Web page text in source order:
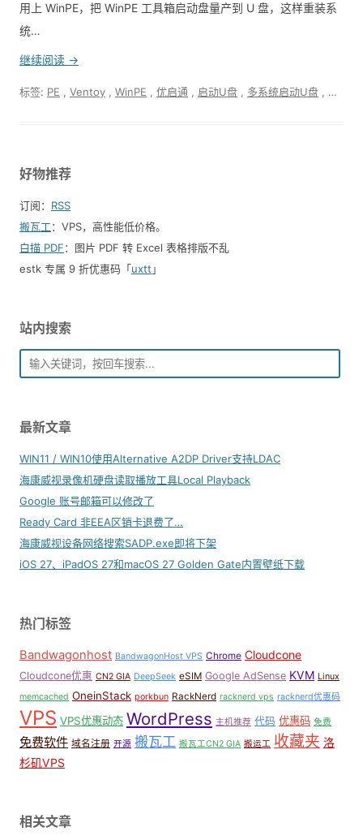
用上 WinPE，把 WinPE 工具箱启动盘量产到 U 盘，这样重装系
统…
继续阅读 →
标签: PE Ventoy WinPE 优启通 启动U盘 多系统启动U盘 开源工
好物推荐
订阅： RSS
搬瓦工：VPS，高性能低价格。️
白描 PDF：图片 PDF 转 Excel 表格排版不乱
estk 专属 9 折优惠码「uxtt 」
站内搜索
最新文章
WIN11 / WIN10使用Alternative A2DP Driver支持LDAC
海康威视录像机硬盘读取播放工具Local Playback
Google 账号邮箱可以修改了
Ready Card 非EEA区销卡退费了…
海康威视设备网络搜索SADP.exe即将下架
iOS 27、iPadOS 27和macOS 27 Golden Gate内置壁纸下载
热门标签
Bandwagonhost BandwagonHost VPS Chrome Cloudcone
Cloudcone优惠 CN2 GIA DeepSeek eSIM Google AdSense KVM Linux
memcached OneinStack porkbun RackNerd racknerd vps racknerd优惠码
VPS VPS优惠动态 WordPress 主机推荐 代码 优惠码 免费
免费软件 域名注册 开源 搬瓦工 搬瓦工CN2 GIA 搬运工 收藏夹 洛
杉矶VPS
相关文章